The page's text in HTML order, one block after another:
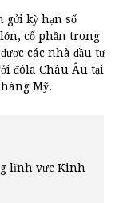
gởi kỳ hạn số
cổ phần trong
các nhà đầu tư
đôla Châu Âu tại
Mỹ.
lĩnh vực Kinh